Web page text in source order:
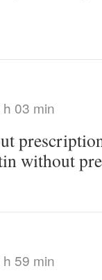
03 min
without
59 min